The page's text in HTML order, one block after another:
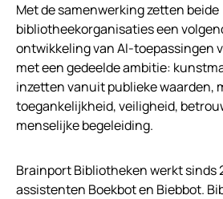
Met de samenwerking zetten beide
bibliotheekorganisaties een
ontwikkeling van AI-toepassingen
met een gedeelde ambitie:
inzetten vanuit publieke waarden,
toegankelijkheid, veiligheid,
menselijke begeleiding.
Brainport Bibliotheken werkt sinds
assistenten Boekbot en Biebbot.